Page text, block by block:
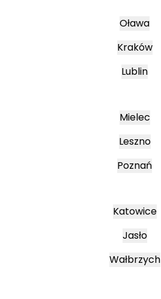
Oława
Kraków
Lublin
Mielec
Leszno
Poznań
Katowice
Jasło
Wałbrzych